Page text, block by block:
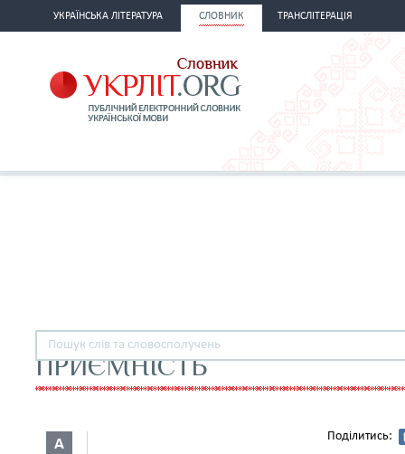
УКРАЇНСЬКА ЛІТЕРАТУРА СЛОВНИК ТРАНСЛІТЕРАЦІЯ
ПРИЄМНІСТЬ
А Поділитись: